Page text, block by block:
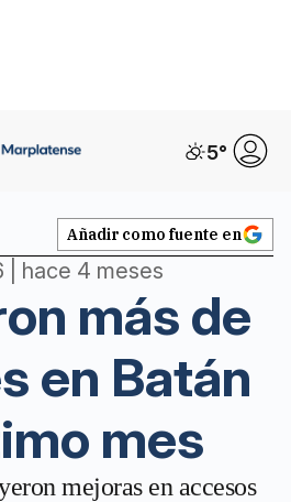
5°
Añadir como fuente en
| hace 4 meses
más de
en Batán
mes
mejoras en accesos